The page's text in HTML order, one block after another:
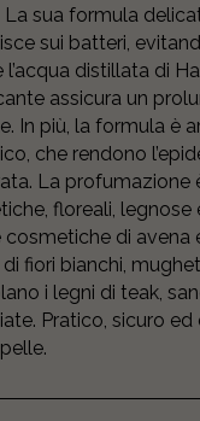
La sua formula
sui batteri,
l’acqua distillata di
assicura un
In più, la formula è
che rendono
La profumazione
floreali,
cosmetiche di avena
fiori bianchi,
i legni di teak,
Pratico, sicuro